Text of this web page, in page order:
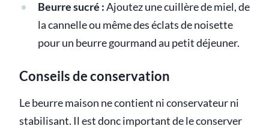
Beurre sucré :Ajoutez une cuillère de miel, de
la cannelle ou même des éclats de noisette
pour un beurre gourmand au petit déjeuner.
Conseils de conservation
Le beurre maison ne contient ni conservateur ni
stabilisant. Il est donc important de le conserver